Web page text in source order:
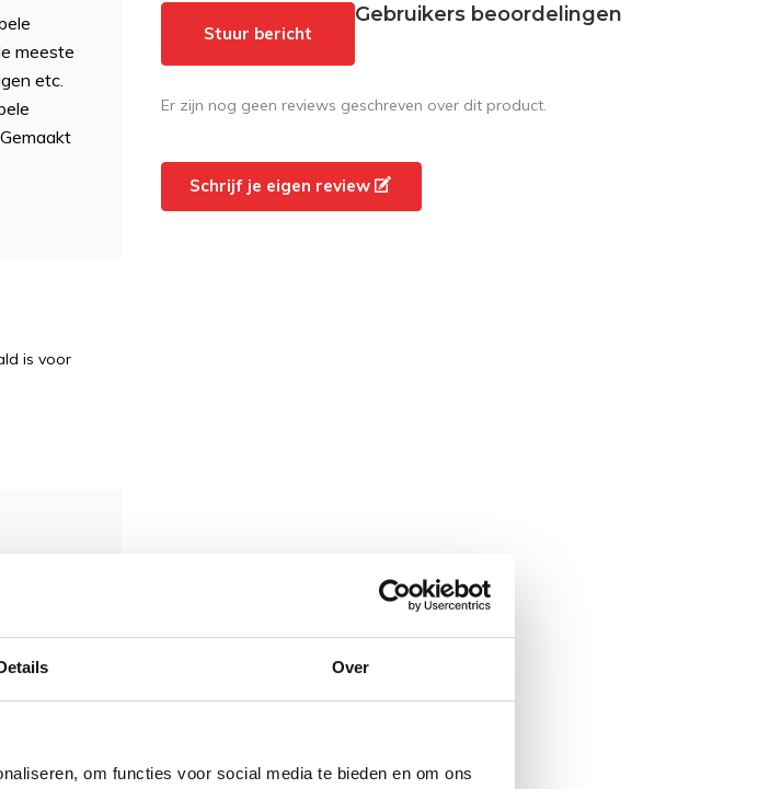
Over
om functies voor social media te bieden en om ons
meeste
etc.
is voor
Stuur bericht
Gebruikers beoordelingen
Er zijn nog geen reviews geschreven over dit product.
Schrijf je eigen review